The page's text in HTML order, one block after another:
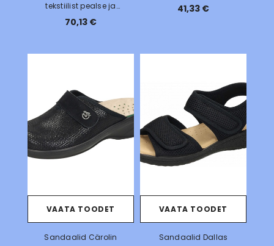
tekstiilist pealse ja
ergonoomilise sisetallaga
70,13 €
41,33 €
VAATA TOODET
Sandaalid Cärolin
VAATA TOODET
Sandaalid Dallas